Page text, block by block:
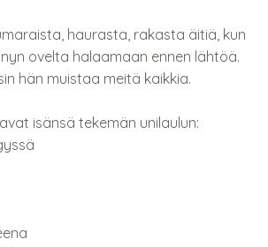
haurasta, rakasta äitiä, kun
ovelta halaamaan ennen lähtöä.
hän muistaa meitä kaikkia.
isänsä tekemän unilaulun: